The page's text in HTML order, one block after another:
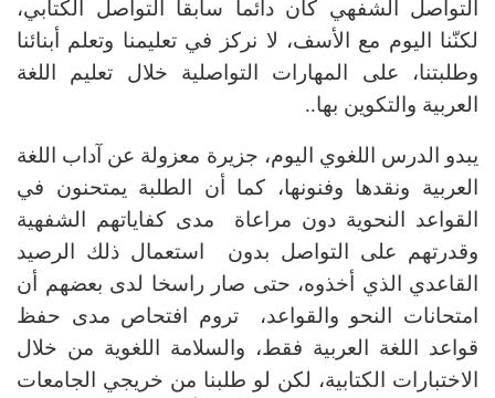
التواصل الشفهي كان دائما سابقا التواصل الكتابي،
لكنّنا اليوم مع الأسف، لا نركز في تعليمنا وتعلم أبنائنا
وطلبتنا، على المهارات التواصلية خلال تعليم اللغة
العربية والتكوين بها..
يبدو الدرس اللغوي اليوم، جزيرة معزولة عن آداب اللغة
العربية ونقدها وفنونها، كما أن الطلبة يمتحنون في
القواعد النحوية دون مراعاة مدى كفاياتهم الشفهية
وقدرتهم على التواصل بدون استعمال ذلك الرصيد
القاعدي الذي أخذوه، حتى صار راسخا لدى بعضهم أن
امتحانات النحو والقواعد، تروم افتحاص مدى حفظ
قواعد اللغة العربية فقط، والسلامة اللغوية من خلال
الاختبارات الكتابية، لكن لو طلبنا من خريجي الجامعات